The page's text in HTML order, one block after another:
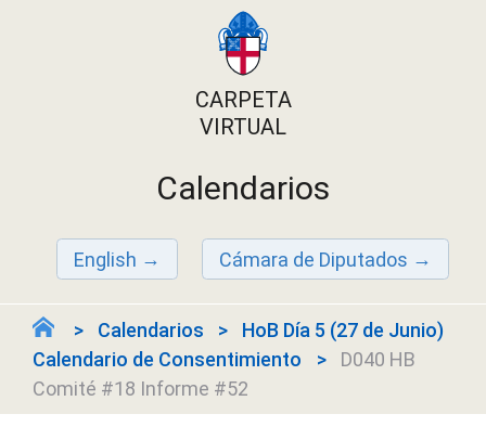
CARPETA
VIRTUAL
Calendarios
English Cámara de Diputados
Calendarios
HoB Día 5 (27 de Junio)
Calendario de Consentimiento
D040 HB
Comité #18 Informe #52